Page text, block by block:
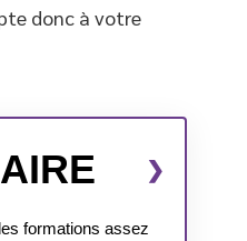
donc à votre
formations assez